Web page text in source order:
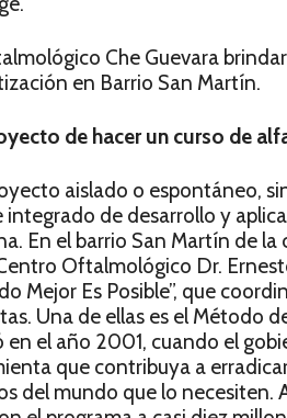
Che Guevara
en Barrio San Martín.
de hacer un curso de
aislado o espontáneo,
integrado de desarrollo y
En el barrio San Martín de
Oftalmológico Dr.
Mejor Es Posible”, que
Una de ellas es el Método
en el año 2001, cuando el
que contribuya a
del mundo que lo